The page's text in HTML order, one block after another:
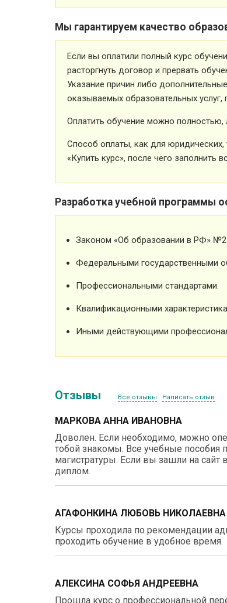
Мы гарантируем качество
Если вы оплатили полный курс
расторгнуть договор и прервать
Указание причин либо
оказываемых образовательных услуг,
Оплатить обучение можно полностью,
Способ оплаты, как для
«Купить курс», после чего заполнить
Разработка учебной программы
Законом «Об образовании в РФ»
Федеральными государственными
Профессиональными стандартами.
Квалификационными
Иными действующими
Отзывы Все отзывы Написать отзыв
МАРКОВА АННА ИВАНОВНА
Доволен. Если необходимо, можно
тобой знакомы. Все учебные пособия
магистратуры. Если вы зашли на сайт
диплом.
АГАФОНКИНА ЛЮБОВЬ НИКОЛАЕВНА
Курсы проходила по рекомендации
проходить обучение в удобное время.
АЛЕКСИНА СОФЬЯ АНДРЕЕВНА
Прошла курс о профессиональной